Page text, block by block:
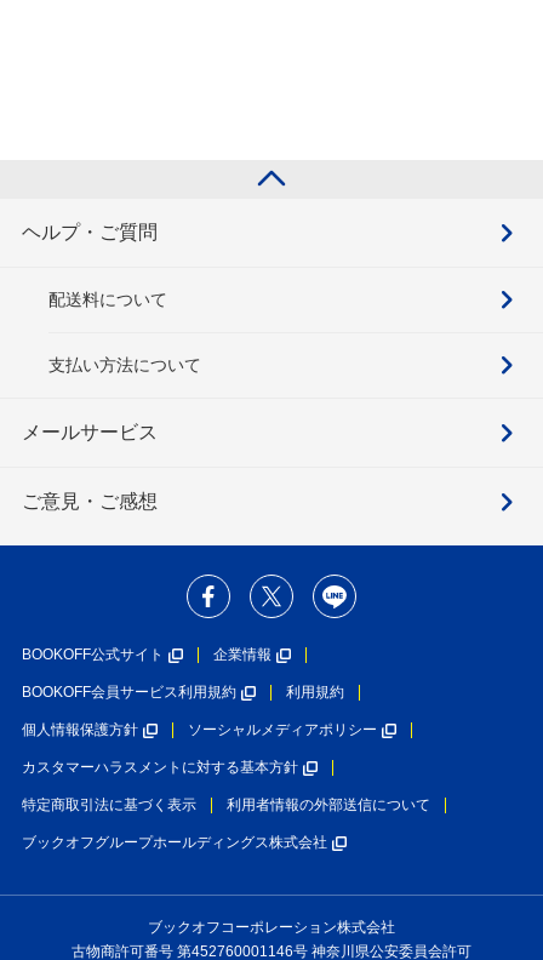
ヘルプ・ご質問
配送料について
支払い方法について
メールサービス
ご意見・ご感想
BOOKOFF公式サイト 企業情報
BOOKOFF会員サービス利用規約 利用規約
個人情報保護方針 ソーシャルメディアポリシー
カスタマーハラスメントに対する基本方針
特定商取引法に基づく表示 利用者情報の外部送信について
ブックオフグループホールディングス株式会社
ブックオフコーポレーション株式会社
古物商許可番号 第452760001146号 神奈川県公安委員会許可